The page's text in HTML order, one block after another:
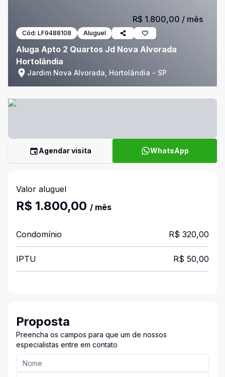
Cód: LF9488108 Aluguel
Aluga Apto 2 Quartos Jd Nova Alvorada
Hortolândia
Jardim Nova Alvorada, Hortolândia - SP
R$ 1.800,00 / mês
Agendar visita WhatsApp
Valor aluguel
R$ 1.800,00 / mês
Condomínio R$ 320,00
IPTU R$ 50,00
Proposta
Preencha os campos para que um de nossos
especialistas entre em contato